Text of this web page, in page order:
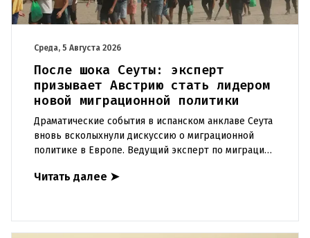
Среда, 5 Августа 2026
После шока Сеуты: эксперт
призывает Австрию стать лидером
новой миграционной политики
Драматические события в испанском анклаве Сеута
вновь всколыхнули дискуссию о миграционной
политике в Европе. Ведущий эксперт по миграции
ЕС-Турция 2016
Читать далее ➤